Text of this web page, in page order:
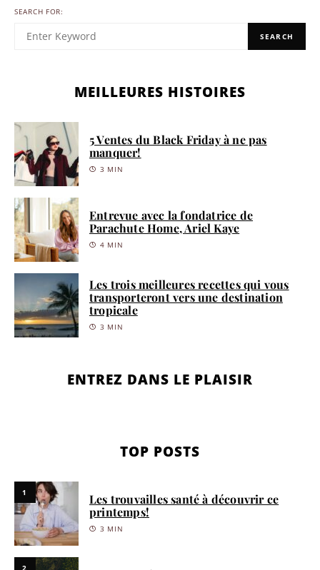
SEARCH FOR:
SEARCH
MEILLEURES HISTOIRES
5 Ventes du Black Friday à ne pas
manquer!
3 MIN
Entrevue avec la fondatrice de
Parachute Home, Ariel Kaye
4 MIN
Les trois meilleures recettes qui vous
transporteront vers une destination
tropicale
3 MIN
ENTREZ DANS LE PLAISIR
TOP POSTS
1
Les trouvailles santé à découvrir ce
printemps!
3 MIN
2